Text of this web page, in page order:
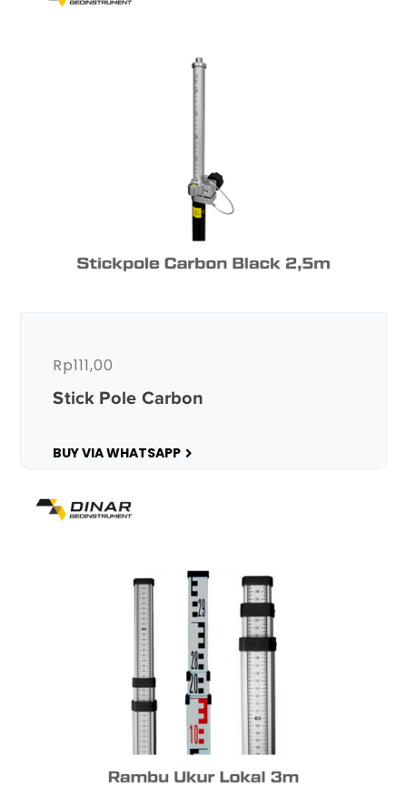
Stick Pole Carbon
Rp111,00
BUY VIA WHATSAPP